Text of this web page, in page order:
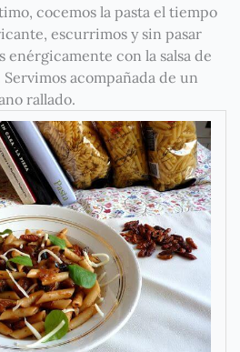
cocemos la pasta el tiempo
escurrimos y sin pasar
enérgicamente con la salsa de
acompañada de un
rallado.